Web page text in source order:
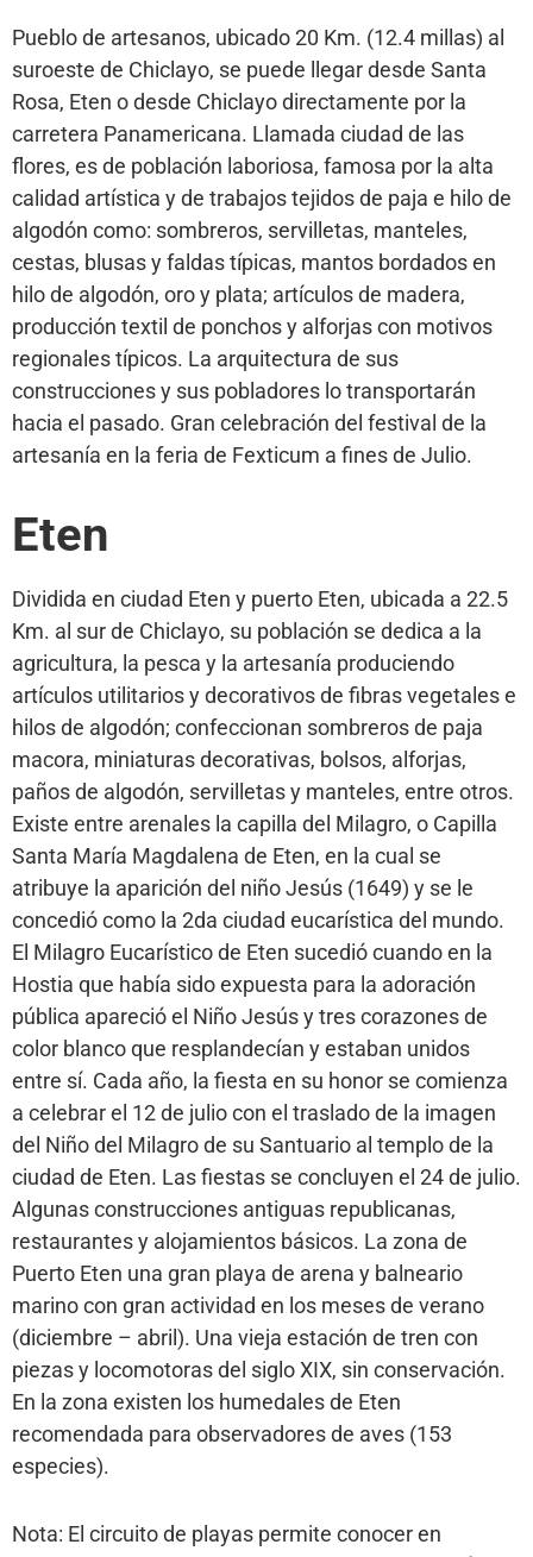
Pueblo de artesanos, ubicado 20 Km. (12.4 millas) al
suroeste de Chiclayo, se puede llegar desde Santa
Rosa, Eten o desde Chiclayo directamente por la
carretera Panamericana. Llamada ciudad de las
flores, es de población laboriosa, famosa por la alta
calidad artística y de trabajos tejidos de paja e hilo de
algodón como: sombreros, servilletas, manteles,
cestas, blusas y faldas típicas, mantos bordados en
hilo de algodón, oro y plata; artículos de madera,
producción textil de ponchos y alforjas con motivos
regionales típicos. La arquitectura de sus
construcciones y sus pobladores lo transportarán
hacia el pasado. Gran celebración del festival de la
artesanía en la feria de Fexticum a fines de Julio.
Eten
Dividida en ciudad Eten y puerto Eten, ubicada a 22.5
Km. al sur de Chiclayo, su población se dedica a la
agricultura, la pesca y la artesanía produciendo
artículos utilitarios y decorativos de fibras vegetales e
hilos de algodón; confeccionan sombreros de paja
macora, miniaturas decorativas, bolsos, alforjas,
paños de algodón, servilletas y manteles, entre otros.
Existe entre arenales la capilla del Milagro, o Capilla
Santa María Magdalena de Eten, en la cual se
atribuye la aparición del niño Jesús (1649) y se le
concedió como la 2da ciudad eucarística del mundo.
El Milagro Eucarístico de Eten sucedió cuando en la
Hostia que había sido expuesta para la adoración
pública apareció el Niño Jesús y tres corazones de
color blanco que resplandecían y estaban unidos
entre sí. Cada año, la fiesta en su honor se comienza
a celebrar el 12 de julio con el traslado de la imagen
del Niño del Milagro de su Santuario al templo de la
ciudad de Eten. Las fiestas se concluyen el 24 de julio.
Algunas construcciones antiguas republicanas,
restaurantes y alojamientos básicos. La zona de
Puerto Eten una gran playa de arena y balneario
marino con gran actividad en los meses de verano
(diciembre – abril). Una vieja estación de tren con
piezas y locomotoras del siglo XIX, sin conservación.
En la zona existen los humedales de Eten
recomendada para observadores de aves (153
especies).
Nota: El circuito de playas permite conocer en